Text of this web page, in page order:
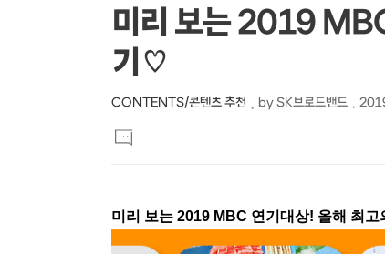
상
세
컨
텐
츠
본
문
제
미리 보는 2019
기♡
CONTENTS/콘텐츠 추천 by SK브로드밴드
문
댓
글
미리 보는 2019 MBC 연기대상! 올해 최